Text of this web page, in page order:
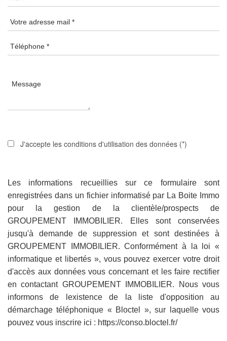
J'accepte les conditions d'utilisation des données (*)
Les informations recueillies sur ce formulaire sont
enregistrées dans un fichier informatisé par La Boite Immo
pour la gestion de la clientèle/prospects de
GROUPEMENT IMMOBILIER. Elles sont conservées
jusqu'à demande de suppression et sont destinées à
GROUPEMENT IMMOBILIER. Conformément à la loi «
informatique et libertés », vous pouvez exercer votre droit
d'accès aux données vous concernant et les faire rectifier
en contactant GROUPEMENT IMMOBILIER. Nous vous
informons de lexistence de la liste d'opposition au
démarchage téléphonique « Bloctel », sur laquelle vous
pouvez vous inscrire ici : https://conso.bloctel.fr/